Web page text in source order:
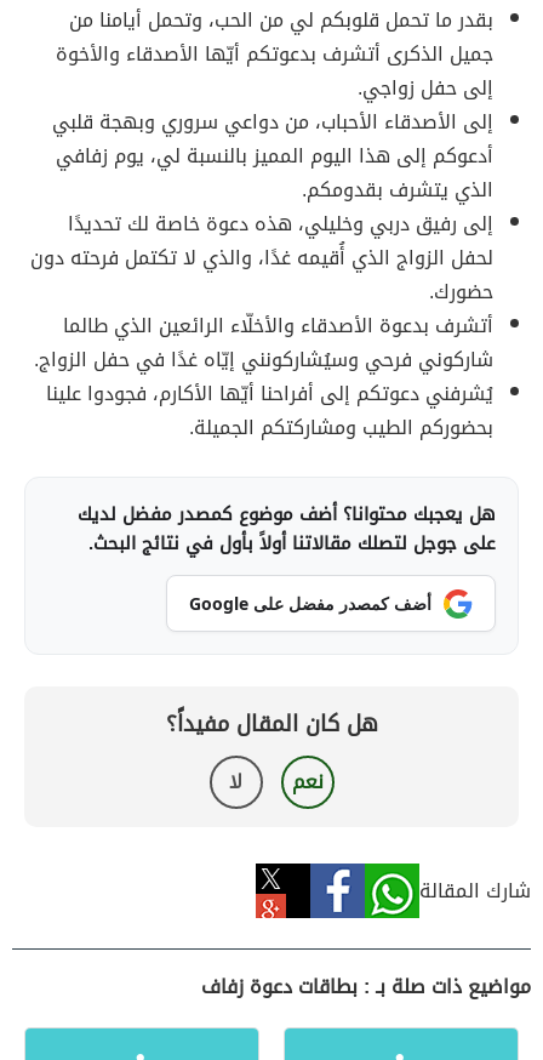
بقدر ما تحمل قلوبكم لي من الحب، وتحمل أيامنا من
جميل الذكرى أتشرف بدعوتكم أيّها الأصدقاء والأخوة
إلى حفل زواجي.
إلى الأصدقاء الأحباب، من دواعي سروري وبهجة قلبي
أدعوكم إلى هذا اليوم المميز بالنسبة لي، يوم زفافي
الذي يتشرف بقدومكم.
إلى رفيق دربي وخليلي، هذه دعوة خاصة لك تحديدًا
لحفل الزواج الذي أُقيمه غدًا، والذي لا تكتمل فرحته دون
حضورك.
أتشرف بدعوة الأصدقاء والأخلّاء الرائعين الذي طالما
شاركوني فرحي وسيُشاركونني إيّاه غدًا في حفل الزواج.
يُشرفني دعوتكم إلى أفراحنا أيّها الأكارم، فجودوا علينا
بحضوركم الطيب ومشاركتكم الجميلة.
هل يعجبك محتوانا؟ أضف موضوع كمصدر مفضل لديك
على جوجل لتصلك مقالاتنا أولاً بأول في نتائج البحث.
أضف كمصدر مفضل على Google
هل كان المقال مفيداً؟
نعم لا
شارك المقالة
مواضيع ذات صلة بـ : بطاقات دعوة زفاف